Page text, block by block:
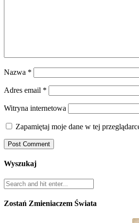
Nazwa *
Adres email *
Witryna internetowa
Zapamiętaj moje dane w tej
Wyszukaj
Zostań Zmieniaczem Świata